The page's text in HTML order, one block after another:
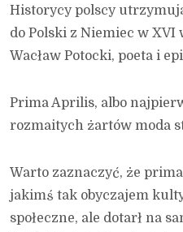
Historycy polscy
do Polski z Niemiec w XVI
Wacław Potocki, poeta i
Prima Aprilis, albo
rozmaitych żartów moda
Warto zaznaczyć, że
jakimś tak obyczajem
społeczne, ale dotarł na